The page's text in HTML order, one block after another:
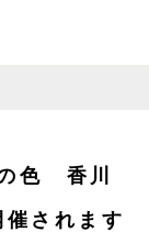
色 香川
されます